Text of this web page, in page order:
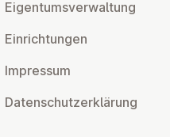
Ei­gentums­ver­wal­tung
Ein­rich­tun­gen
Impressum
Datens­chutzerklärung